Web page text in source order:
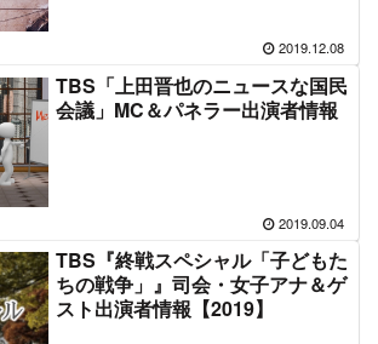
2019.12.08
TBS「上田晋也のニュースな国民
会議」MC＆パネラー出演者情報
2019.09.04
TBS『終戦スペシャル「子どもた
ちの戦争」』司会・女子アナ＆ゲ
スト出演者情報【2019】